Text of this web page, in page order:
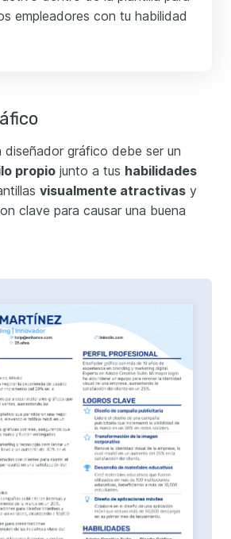
empleadores con tu habilidad
diseñador gráfico debe ser un
propio junto a tus habilidades
visualmente atractivas y
clave para causar una buena